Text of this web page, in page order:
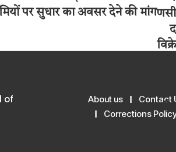
पर सुधार का अवसर देने की मांग
of
About us Contact
Corrections